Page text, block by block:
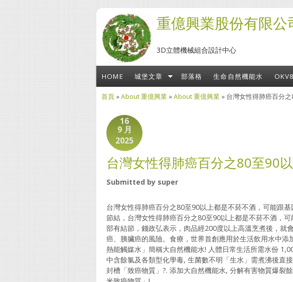
重億興業股份有限公
3D立體機械組合設計中心
HOME 城堡文章 部落格 生命自然機能水 OKV8
首頁 »About 重億興業 »About 重億興業 » 台灣女性得肺癌百分
16
9 月
2025
台灣女性得肺癌百分之80至90
Submitted by super
台灣女性得肺癌百分之80至90以上都是不菸不酒，可能跟
節結，台灣女性得肺癌百分之80至90以上都是不菸不酒，
部有結節，錢政弘表示，肉品經200度以上高溫烹煮後，就
癌、胰臟癌的風險。食療，世界首創應用於生活飲用水中
熱能觸媒水」簡稱大自然機能水! 人體日常生活所需水份
中含餘氯及各類型化學毒, 生菌數不明「生水」需煮沸後直
封槽「致癌物質」?. 添加大自然機能水, 分解有害物質爆裂